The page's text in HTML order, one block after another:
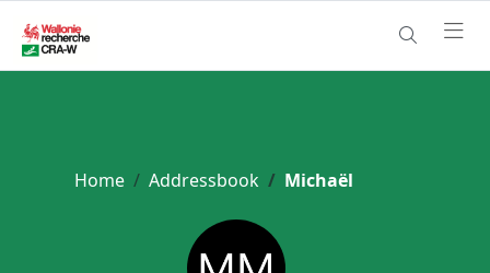
Home Addressbook Michaël